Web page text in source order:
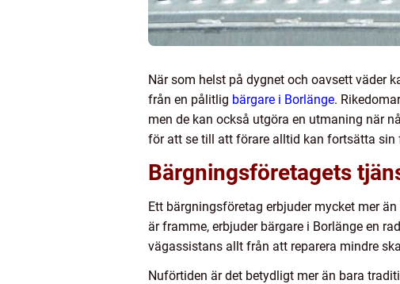
När som helst på dygnet och oavsett väder
från en pålitlig bärgare i Borlänge.
men de kan också utgöra en utmaning när
för att se till att förare alltid kan fortsätta sin
Bärgningsföretagets
Ett bärgningsföretag erbjuder mycket mer
är framme, erbjuder bärgare i Borlänge en
vägassistans allt från att reparera mindre
Nuförtiden är det betydligt mer än bara